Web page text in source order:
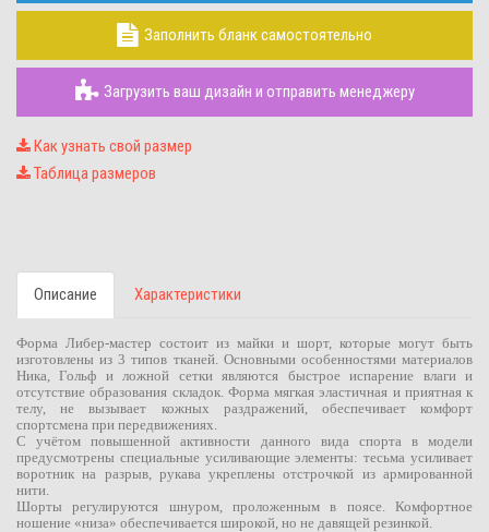
Заполнить бланк самостоятельно
Загрузить ваш дизайн и отправить менеджеру
Как узнать свой размер
Таблица размеров
Описание Характеристики
Форма Либер-мастер состоит из майки и шорт, которые могут быть
изготовлены из 3 типов тканей. Основными особенностями материалов
Ника, Гольф и ложной сетки являются быстрое испарение влаги и
отсутствие образования складок. Форма мягкая эластичная и приятная к
телу, не вызывает кожных раздражений, обеспечивает комфорт
спортсмена при передвижениях.
С учётом повышенной активности данного вида спорта в модели
предусмотрены специальные усиливающие элементы: тесьма усиливает
воротник на разрыв, рукава укреплены отстрочкой из армированной
нити.
Шорты регулируются шнуром, проложенным в поясе. Комфортное
ношение «низа» обеспечивается широкой, но не давящей резинкой.